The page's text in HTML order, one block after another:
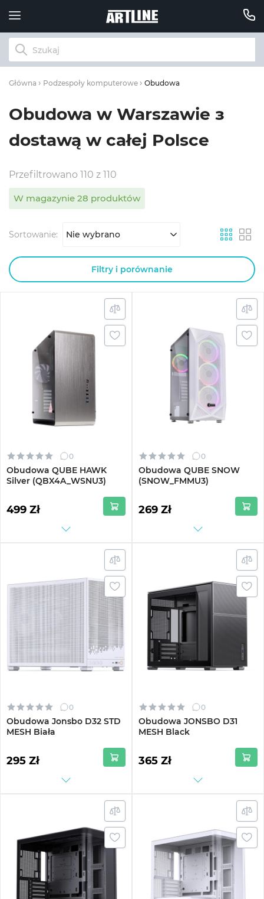
Główna Podzespoły komputerowe Obudowa
Obudowa w Warszawie з
dostawą w całej Polsce
Przefiltrowano 110 z 110
W magazynie 28 produktów
Sortowanie: Nie wybrano
Filtry i porównanie
0
Obudowa QUBE HAWK
Silver (QBX4A_WSNU3)
499 Zł
0
Obudowa QUBE SNOW
(SNOW_FMMU3)
269 Zł
0
Obudowa Jonsbo D32 STD
MESH Biała
295 Zł
0
Obudowa JONSBO D31
MESH Black
365 Zł